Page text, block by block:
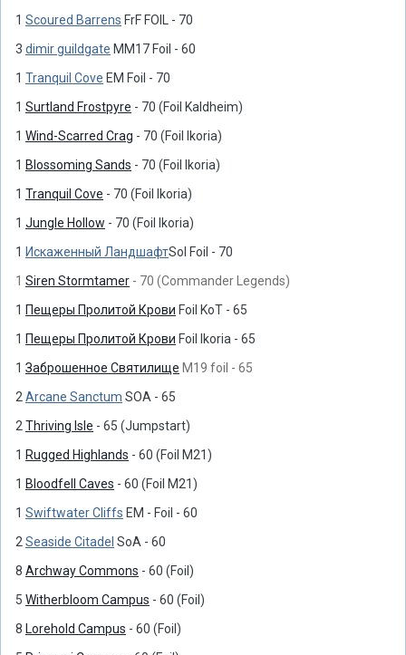
1 Scoured Barrens FrF FOIL - 70
3 dimir guildgate MM17 Foil - 60
1 Tranquil Cove EM Foil - 70
1 Surtland Frostpyre - 70 (Foil Kaldheim)
1 Wind-Scarred Crag - 70 (Foil Ikoria)
1 Blossoming Sands - 70 (Foil Ikoria)
1 Tranquil Cove - 70 (Foil Ikoria)
1 Jungle Hollow - 70 (Foil Ikoria)
1 Искаженный ЛандшафтSoI Foil - 70
1 Siren Stormtamer - 70 (Commander Legends)
1 Пещеры Пролитой Крови Foil KoT - 65
1 Пещеры Пролитой Крови Foil Ikoria - 65
1 Заброшенное Святилище M19 foil - 65
2Arcane Sanctum SOA - 65
2Thriving Isle - 65 (Jumpstart)
1 Rugged Highlands - 60 (Foil M21)
1 Bloodfell Caves - 60 (Foil M21)
1 Swiftwater Cliffs EM - Foil - 60
2Seaside Citadel SoA - 60
8 Archway Commons - 60 (Foil)
5 Witherbloom Campus - 60 (Foil)
8 Lorehold Campus - 60 (Foil)